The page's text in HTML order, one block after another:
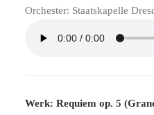
Orchester: Staatskapelle
Werk: Requiem op. 5